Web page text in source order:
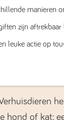
manieren
zijn aftrekbaar
leuke actie op
hond of kat;